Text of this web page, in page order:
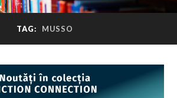
TAG: MUSSO